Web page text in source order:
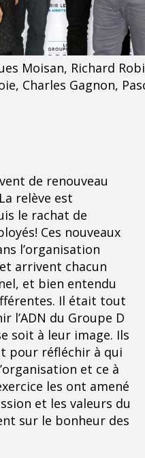
Moisan, Richard
Charles Gagnon,
de renouveau
relève est
le rachat de
Ces nouveaux
l’organisation
arrivent chacun
et bien entendu
Il était tout
l’ADN du Groupe D
soit à leur image. Ils
pour réfléchir à qui
et ce à
les ont amené
et les valeurs du
sur le bonheur des